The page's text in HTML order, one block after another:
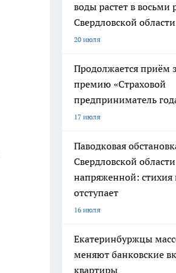
воды растет в восьми
Свердловской области
20 июля
Продолжается приём
премию «Страховой
предприниматель
17 июля
Паводковая
Свердловской области
напряженной: стихия
отступает
16 июля
Екатеринбуржцы
меняют банковские
квартиры